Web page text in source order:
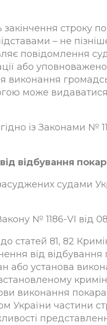
строку
– не
повідомлення
або
може
із Законами №
відбування
судами
№ 1186-VI від
статей 81, 82
від відбування
або установа
виконання
частини